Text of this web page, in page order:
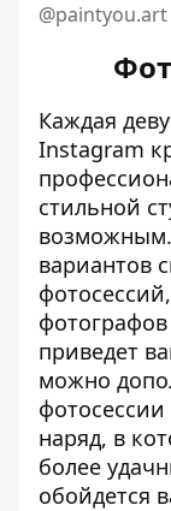
@paintyou.art
Каждая
Instagram
стильной
вариантов
приведет
можно
наряд, в
более
обойдется